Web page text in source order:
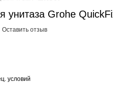
унитаза Grohe
Оставить отзыв
условий